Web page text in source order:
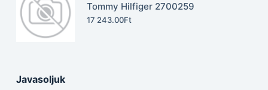
Tommy Hilfiger 2700259
17 243.00Ft
Javasoljuk